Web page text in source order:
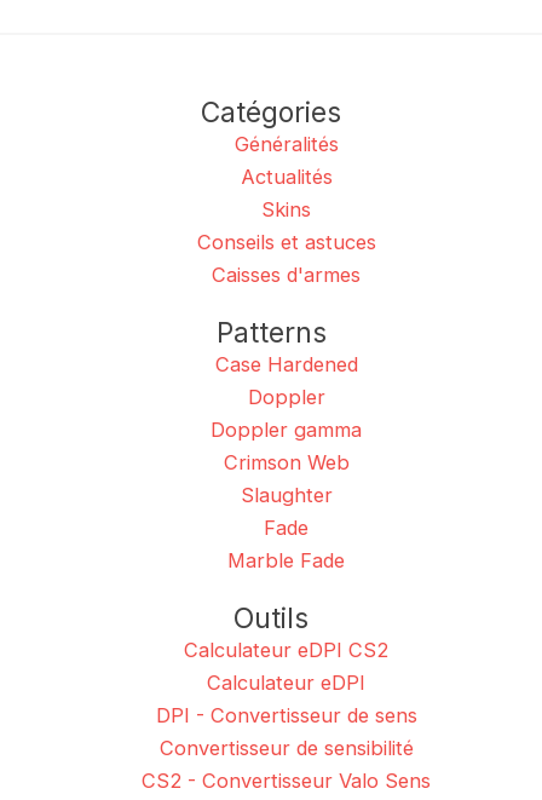
Catégories
Généralités
Actualités
Skins
Conseils et astuces
Caisses d'armes
Patterns
Case Hardened
Doppler
Doppler gamma
Crimson Web
Slaughter
Fade
Marble Fade
Outils
Calculateur eDPI CS2
Calculateur eDPI
DPI - Convertisseur de sens
Convertisseur de sensibilité
CS2 - Convertisseur Valo Sens